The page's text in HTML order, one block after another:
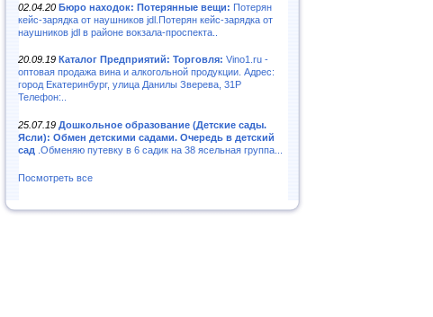
02.04.20 Бюро находок: Потерянные вещи: Потерян
кейс-зарядка от наушников jdl.Потерян кейс-зарядка от
наушников jdl в районе вокзала-проспекта..
20.09.19 Каталог Предприятий: Торговля: Vino1.ru -
оптовая продажа вина и алкогольной продукции. Адрес:
город Екатеринбург, улица Данилы Зверева, 31Р
Телефон:..
25.07.19 Дошкольное образование (Детские сады.
Ясли): Обмен детскими садами. Очередь в детский
сад .Обменяю путевку в 6 садик на 38 ясельная группа...
Посмотреть все